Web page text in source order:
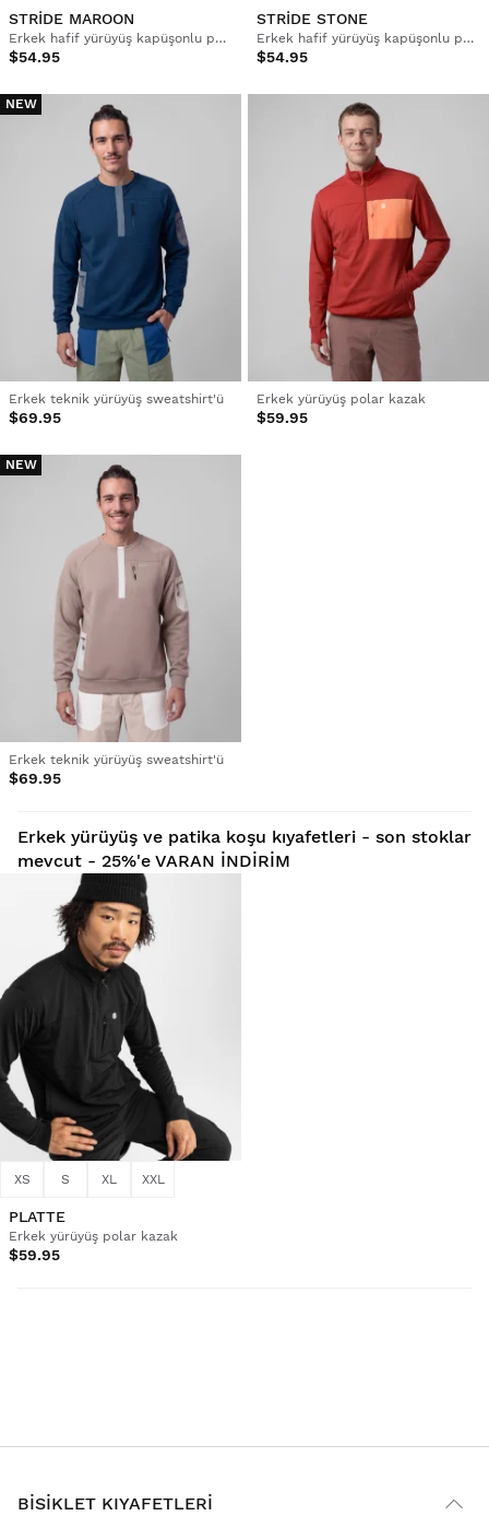
STRIDE MAROON
Erkek hafif yürüyüş kapüşonlu polar ceket
$54.95
STRIDE STONE
Erkek hafif yürüyüş kapüşonlu polar ceket
$54.95
NEW
Erkek teknik yürüyüş sweatshirt'ü
$69.95
Erkek yürüyüş polar kazak
$59.95
NEW
Erkek teknik yürüyüş sweatshirt'ü
$69.95
Erkek yürüyüş ve patika koşu kıyafetleri - son stoklar
mevcut - 25%'e VARAN İNDİRİM
XS S XL XXL
PLATTE
Erkek yürüyüş polar kazak
$59.95
BISIKLET KIYAFETLERI